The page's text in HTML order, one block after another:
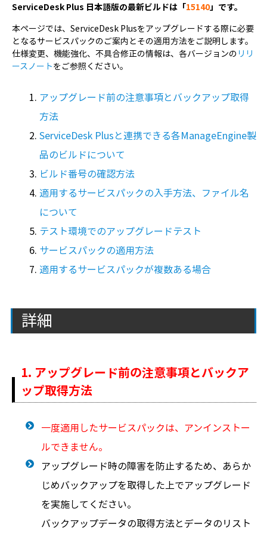
ServiceDesk Plus 日本語版の最新ビルドは「15140」です。
本ページでは、ServiceDesk Plusをアップグレードする際に必要
となるサービスパックのご案内とその適用方法をご説明します。
仕様変更、機能強化、不具合修正の情報は、各バージョンの リリ
ースノートをご参照ください。
アップグレード前の注意事項とバックアップ取得
方法
ServiceDesk Plusと連携できる各ManageEngine製
品のビルドについて
ビルド番号の確認方法
適用するサービスパックの入手方法、ファイル名
について
テスト環境でのアップグレードテスト
サービスパックの適用方法
適用するサービスパックが複数ある場合
詳細
1. アップグレード前の注意事項とバックア
ップ取得方法
一度適用したサービスパックは、アンインストー
ルできません。
アップグレード時の障害を防止するため、あらか
じめバックアップを取得した上でアップグレード
を実施してください。
バックアップデータの取得方法とデータのリスト